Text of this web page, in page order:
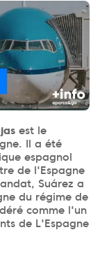
est le
Il a été
espagnol
de l'Espagne
Suárez a
du régime de
comme l'un
de L'Espagne